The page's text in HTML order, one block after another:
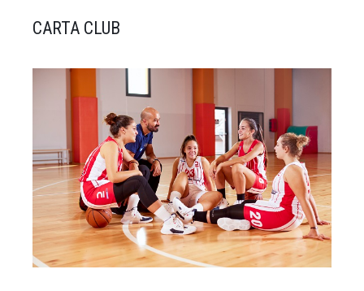
CARTA CLUB